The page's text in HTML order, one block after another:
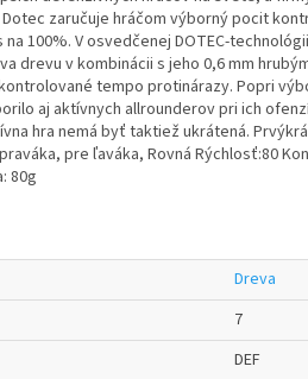
zaručuje hráčom výborný pocit
na 100%. V osvedčenej DOTEC-
drevu v kombinácii s jeho 0,6 mm
tempo protinárazy. Popri
aj aktívnych allrounderov pri ich
hra nemá byť taktiež ukrátená.
pre ľaváka, Rovná Rýchlosť:80
80g
Dreva
7
DEF